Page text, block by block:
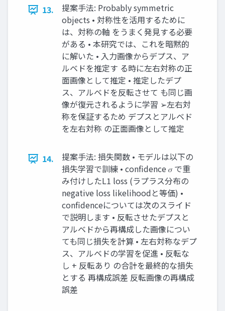
13.
提案手法: Probably symmetric
objects • 対称性を活用するために
は、対称の軸 をうまく発見する必要
がある • 本研究では、これを暗黙的
に解いた • 入力画像からデプス、ア
ルベドを推定す る時に左右対称の正
面画像として推定 • 推定したデプ
ス、アルベドを反転させて も同じ画
像が復元されるように学習 ➢左右対
称を保証するため デプスとアルベド
を左右対称 の正面画像として推定
14.
提案手法: 損失関数 • モデルは以下の
損失学習で訓練 • confidence 𝜎 で重
み付けしたL1 loss (ラプラス分布の
negative loss likelihoodと等価) •
confidenceについては次のスライド
で説明します • 反転させたデプスと
アルベドから再構成した画像につい
ても同じ損失を計算 • 左右対称なデプ
ス、アルベドの学習を促進 • 反転な
し + 反転あり の合計を最終的な損失
とする 再構成誤差 反転画像の再構成
誤差